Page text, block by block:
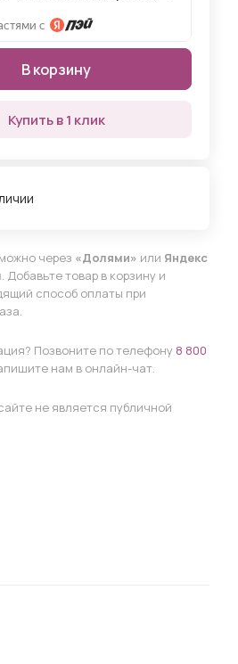
В корзину
Купить в 1 клик
через «Долями» или Яндекс
. Добавьте товар в корзину и
способ оплаты при
Позвоните по телефону 8 800
нам в онлайн-чат.
не является публичной